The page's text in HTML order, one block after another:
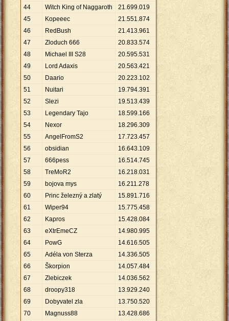
44
Witch King of Naggaroth 21.699.019
45
Kopeeec 21.551.874
46
RedBush 21.413.961
47
Zloduch 666 20.833.574
48
Michael III S28 20.595.531
49
Lord Adaxis 20.563.421
50
Daario 20.223.102
51
Nuitari 19.794.391
52
Slezi 19.513.439
53
Legendary Tajo 18.599.166
54
Nexor 18.296.309
55
AngelFromS2 17.723.457
56
obsidian 16.643.109
57
666pess 16.514.745
58
TreMoR2 16.218.031
59
bojova mys 16.211.278
60
Princ železný a zlatý 15.891.716
61
Wiper94 15.775.458
62
Kapros 15.428.084
63
eXtrEmeCZ 14.980.995
64
PowG 14.616.505
65
Adéla von Sterza 14.336.505
66
Škorpion 14.057.484
67
Zlebiczek 14.036.562
68
droopy318 13.929.240
69
Dobyvatel zla 13.750.520
70
Magnuss88 13.428.686